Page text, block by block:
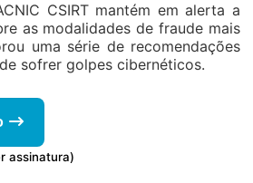
CSIRT mantém em alerta a
as modalidades de fraude mais
uma série de recomendações
sofrer golpes cibernéticos.
assinatura)